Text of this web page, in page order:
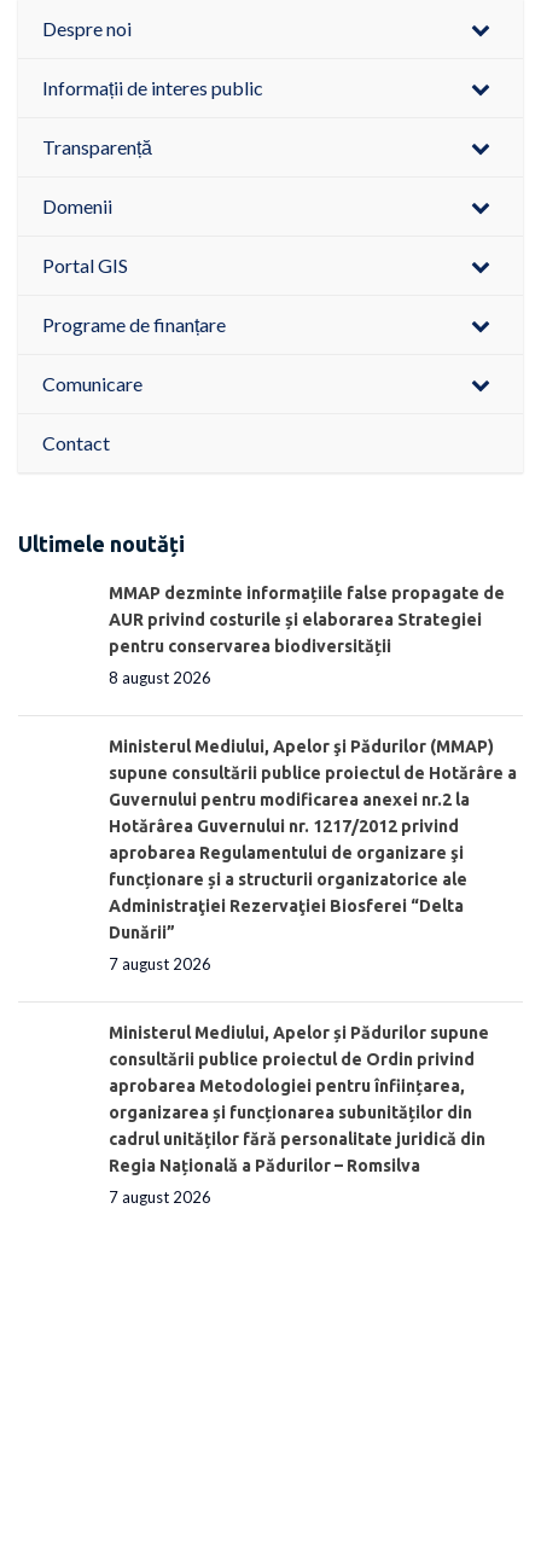
Despre noi
Informații de interes public
Transparență
Domenii
Portal GIS
Programe de finanțare
Comunicare
Contact
Ultimele noutăți
MMAP dezminte informațiile false propagate de
AUR privind costurile și elaborarea Strategiei
pentru conservarea biodiversității
8 august 2026
Ministerul Mediului, Apelor şi Pădurilor (MMAP)
supune consultării publice proiectul de Hotărâre a
Guvernului pentru modificarea anexei nr.2 la
Hotărârea Guvernului nr. 1217/2012 privind
aprobarea Regulamentului de organizare şi
funcționare și a structurii organizatorice ale
Administraţiei Rezervaţiei Biosferei “Delta
Dunării”
7 august 2026
Ministerul Mediului, Apelor și Pădurilor supune
consultării publice proiectul de Ordin privind
aprobarea Metodologiei pentru înființarea,
organizarea și funcționarea subunităților din
cadrul unităților fără personalitate juridică din
Regia Națională a Pădurilor – Romsilva
7 august 2026